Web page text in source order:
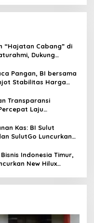
“Hajatan Cabang” di
Dukung
Pangan, BI bersama
Stabilitas Harga
Transparansi
Laju
Kas: BI Sulut
SulutGo Luncurkan
Indonesia Timur,
New Hilux